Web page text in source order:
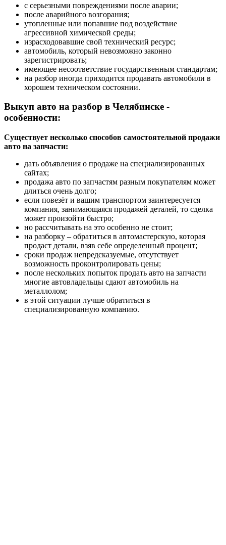
с серьезными повреждениями после аварии;
после аварийного возгорания;
утопленные или попавшие под воздействие
агрессивной химической среды;
израсходовавшие свой технический ресурс;
автомобиль, который невозможно законно
зарегистрировать;
имеющее несоответствие государственным стандартам;
на разбор иногда приходится продавать автомобили в
хорошем техническом состоянии.
Выкуп авто на разбор в Челябинске -
особенности:
Существует несколько способов самостоятельной продажи
авто на запчасти:
дать объявления о продаже на специализированных
сайтах;
продажа авто по запчастям разным покупателям может
длиться очень долго;
если повезёт и вашим транспортом заинтересуется
компания, занимающаяся продажей деталей, то сделка
может произойти быстро;
но рассчитывать на это особенно не стоит;
на разборку – обратиться в автомастерскую, которая
продаст детали, взяв себе определенный процент;
сроки продаж непредсказуемые, отсутствует
возможность проконтролировать цены;
после нескольких попыток продать авто на запчасти
многие автовладельцы сдают автомобиль на
металлолом;
в этой ситуации лучше обратиться в
специализированную компанию.